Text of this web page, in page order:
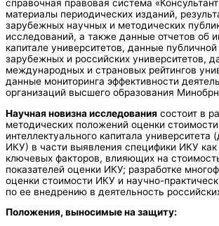
справочная правовая система
материалы периодических изданий,
зарубежных научных и методических
исследований, а также данные отчетов об
капитале университетов, данные публичной
зарубежных и российских университетов,
международных и страновых рейтингов
данные мониторинга эффективности
организаций высшего образования
Научная новизна исследования состоит в
методических положений оценки стоимости
интеллектуального капитала
ИКУ) в части выявления специфики ИКУ как
ключевых факторов, влияющих на
показателей оценки ИКУ; разработке
оценки стоимости ИКУ и научно-
по ее внедрению в деятельность
Положения, выносимые на защиту: